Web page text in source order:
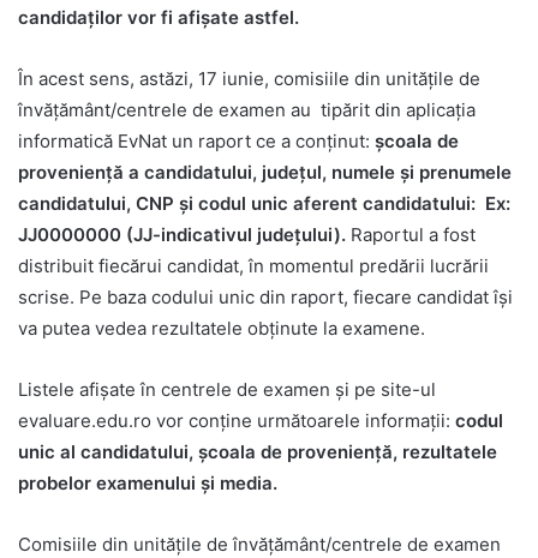
candidaților vor fi afișate astfel.
În acest sens, astăzi, 17 iunie, comisiile din unitățile de
învățământ/centrele de examen au tipărit din aplicația
informatică EvNat un raport ce a conținut: școala de
proveniență a candidatului, județul, numele și prenumele
candidatului, CNP și codul unic aferent candidatului: Ex:
JJ0000000 (JJ-indicativul județului). Raportul a fost
distribuit fiecărui candidat, în momentul predării lucrării
scrise. Pe baza codului unic din raport, fiecare candidat își
va putea vedea rezultatele obținute la examene.
Listele afișate în centrele de examen și pe site-ul
evaluare.edu.ro vor conține următoarele informații: codul
unic al candidatului, școala de proveniență, rezultatele
probelor examenului și media.
Comisiile din unitățile de învățământ/centrele de examen